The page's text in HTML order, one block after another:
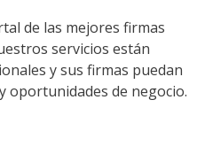
de las mejores firmas
servicios están
y sus firmas puedan
oportunidades de negocio.